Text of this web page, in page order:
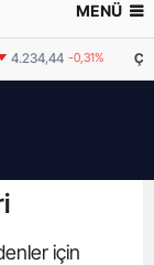
MENÜ
4.234,44 -0,31%
için